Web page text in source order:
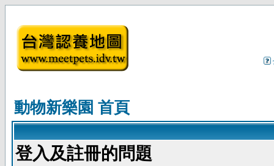
動物新樂園 首頁
登入及註冊的問題